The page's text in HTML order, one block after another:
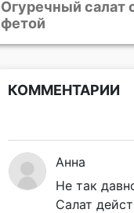
Салат с огурцами
мятой
КОММЕНТАРИИ
Анна
Не так
Салат